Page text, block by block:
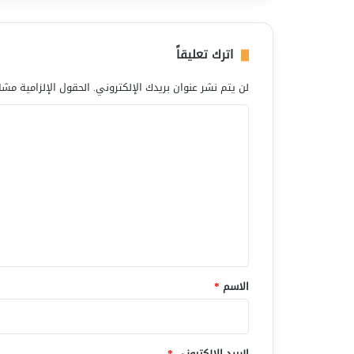
اترك تعليقاً
لن يتم نشر عنوان بريدك الإلكتروني. الحقول الإلزامية
*
الاسم *